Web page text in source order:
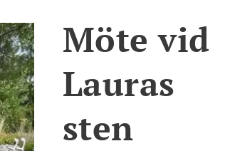
Möte vid
Lauras
sten